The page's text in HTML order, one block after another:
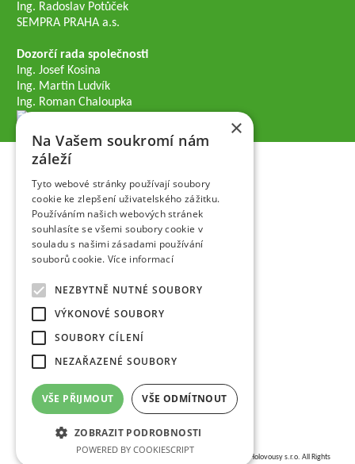
Ing. Radoslav Potůček
SEMPRA PRAHA a.s.
Dozorčí rada společnosti
Ing. Josef Kosina
Ing. Martin Ludvík
Ing. Roman Chaloupka
VŠÚO | Výzkumný a šlechtitelský ústav ovocnářský Holovousy s.r.o. All Rights
×
Na Vašem soukromí nám
záleží
Tyto webové stránky používají soubory
cookie ke zlepšení uživatelského zážitku.
Používáním našich webových stránek
souhlasíte se všemi soubory cookie v
souladu s našimi zásadami používání
souborů cookie. Více informací
NEZBYTNĚ NUTNÉ SOUBORY
VÝKONOVÉ SOUBORY
SOUBORY CÍLENÍ
NEZAŘAZENÉ SOUBORY
VŠE PŘIJMOUT VŠE ODMÍTNOUT
ZOBRAZIT PODROBNOSTI
POWERED BY COOKIESCRIPT